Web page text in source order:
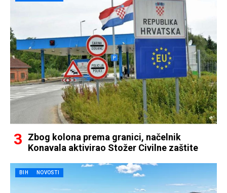
Zbog kolona prema granici, načelnik
Konavala aktivirao Stožer Civilne zaštite
BIH NOVOSTI